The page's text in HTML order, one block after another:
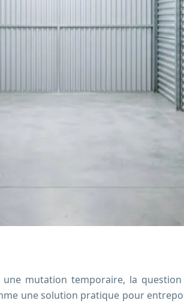
mutation temporaire, la
une solution pratique pour